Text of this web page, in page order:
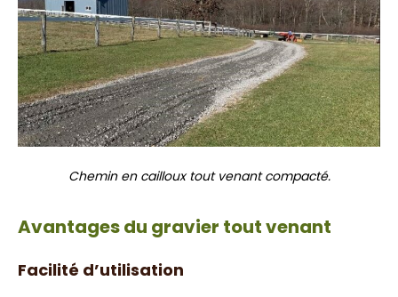
Chemin en cailloux tout venant compacté.
Avantages du gravier tout venant
Facilité d’utilisation